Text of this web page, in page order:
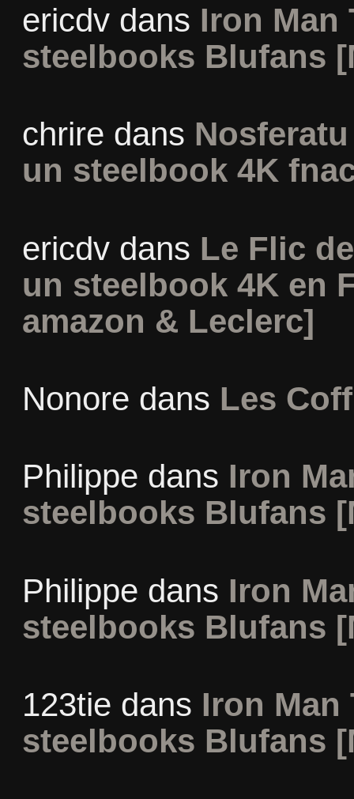
ericdvdans Iron Man
steelbooks Blufans
chrire dans
un steelbook 4K
ericdvdans Le Flic
un steelbook 4K en
amazon & Leclerc]
Nonore dans Les
Philippe dans Iron
steelbooks Blufans
Philippe dans Iron
steelbooks Blufans
123tie dans Iron Man
steelbooks Blufans